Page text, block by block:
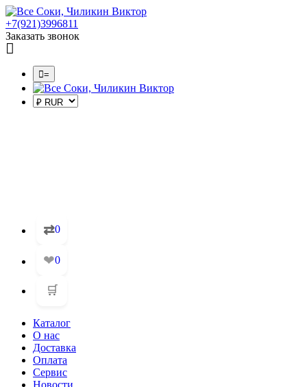
+7(921)3996811
Заказать звонок
=
⇄0
❤0
🛒
Каталог
О нас
Доставка
Оплата
Сервис
Новости